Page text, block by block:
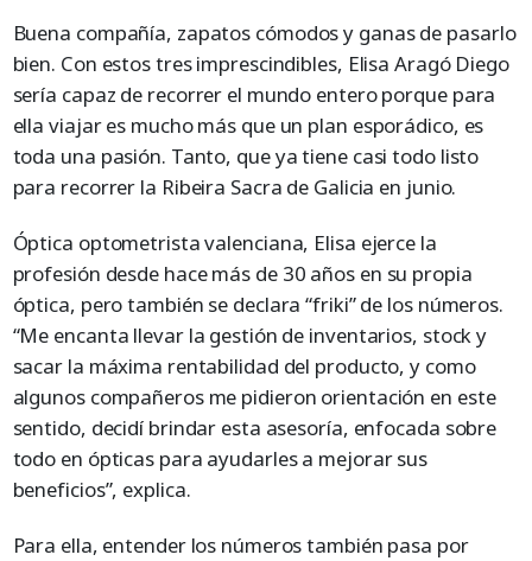
Buena compañía, zapatos cómodos y ganas de pasarlo
bien. Con estos tres imprescindibles, Elisa Aragó Diego
sería capaz de recorrer el mundo entero porque para
ella viajar es mucho más que un plan esporádico, es
toda una pasión. Tanto, que ya tiene casi todo listo
para recorrer la Ribeira Sacra de Galicia en junio.
Óptica optometrista valenciana, Elisa ejerce la
profesión desde hace más de 30 años en su propia
óptica, pero también se declara “friki” de los números.
“Me encanta llevar la gestión de inventarios, stock y
sacar la máxima rentabilidad del producto, y como
algunos compañeros me pidieron orientación en este
sentido, decidí brindar esta asesoría, enfocada sobre
todo en ópticas para ayudarles a mejorar sus
beneficios”, explica.
Para ella, entender los números también pasa por